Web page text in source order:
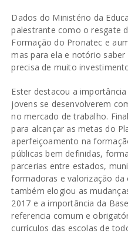
Dados do Ministério da
palestrante como o resgate
Formação do Pronatec e
mas para ela e notório
precisa de muito
Ester destacou a
jovens se desenvolverem
no mercado de trabalho.
para alcançar as metas do
aperfeiçoamento na
públicas bem definidas,
parcerias entre estados,
formadoras e valorização da
também elogiou as
2017 e a importância da
referencia comum e
currículos das escolas de